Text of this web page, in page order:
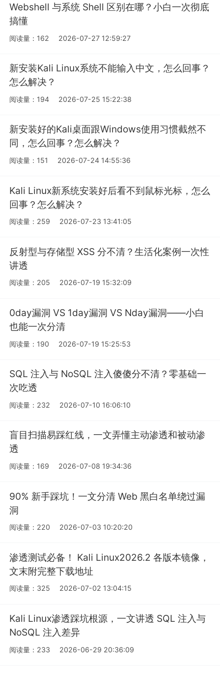
Webshell 与系统 Shell 区别在哪？小白一次彻底
搞懂
阅读量：162 2026-07-27 12:59:27
新安装Kali Linux系统不能输入中文，怎么回事？
怎么解决？
阅读量：194 2026-07-25 15:22:38
新安装好的Kali桌面跟Windows使用习惯截然不
同，怎么回事？怎么解决？
阅读量：151 2026-07-24 14:55:36
Kali Linux新系统安装好后看不到鼠标光标，怎么
回事？怎么解决？
阅读量：259 2026-07-23 13:41:05
反射型与存储型 XSS 分不清？生活化案例一次性
讲透
阅读量：205 2026-07-19 15:32:09
0day漏洞 VS 1day漏洞 VS Nday漏洞——小白
也能一次分清
阅读量：190 2026-07-19 15:25:53
SQL 注入与 NoSQL 注入傻傻分不清？零基础一
次吃透
阅读量：232 2026-07-10 16:06:10
盲目扫描易踩红线，一文弄懂主动渗透和被动渗
透
阅读量：169 2026-07-08 19:34:36
90% 新手踩坑！一文分清 Web 黑白名单绕过漏
洞
阅读量：220 2026-07-03 10:20:20
渗透测试必备！ Kali Linux2026.2 各版本镜像，
文末附完整下载地址
阅读量：325 2026-07-02 13:04:15
Kali Linux渗透踩坑根源，一文讲透 SQL 注入与
NoSQL 注入差异
阅读量：233 2026-06-29 20:36:09